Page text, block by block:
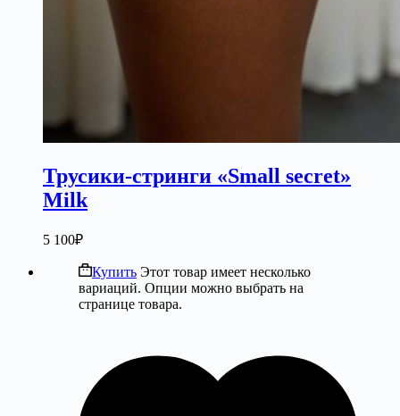
Трусики-стринги «Small secret»
Milk
5 100₽
Купить Этот товар имеет несколько
вариаций. Опции можно выбрать на
странице товара.